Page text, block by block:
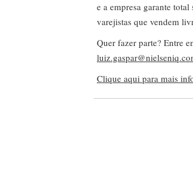
e a empresa garante
varejistas que vendem
Quer fazer parte? Entre
Clique aqui para mais